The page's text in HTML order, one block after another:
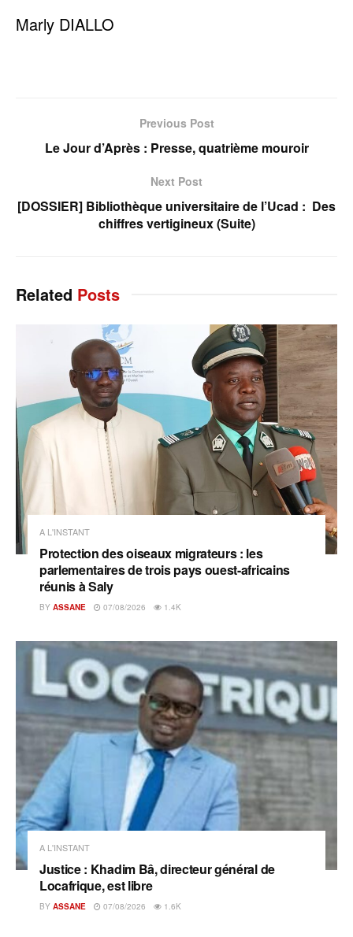
Marly DIALLO
Previous Post
Le Jour d’Après : Presse, quatrième mouroir
Next Post
[DOSSIER] Bibliothèque universitaire de l’Ucad : Des
chiffres vertigineux (Suite)
Related Posts
A L'INSTANT
Protection des oiseaux migrateurs : les
parlementaires de trois pays ouest-africains
réunis à Saly
BY ASSANE 07/08/2026 1.4K
A L'INSTANT
Justice : Khadim Bâ, directeur général de
Locafrique, est libre
BY ASSANE 07/08/2026 1.6K